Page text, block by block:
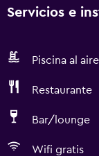
Servicios e
Piscina al
Restaurante
Bar/lounge
Wifi gratis